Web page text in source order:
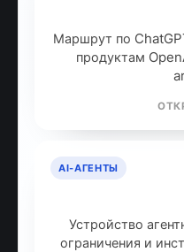
Маршрут по
продуктам
AI-АГЕНТЫ
Устройство
ограничения и